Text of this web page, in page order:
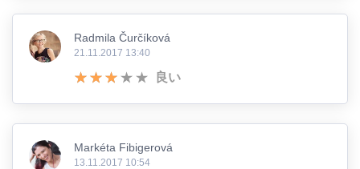
Radmila Čurčíková
21.11.2017 13:40
良い
Markéta Fibigerová
13.11.2017 10:54